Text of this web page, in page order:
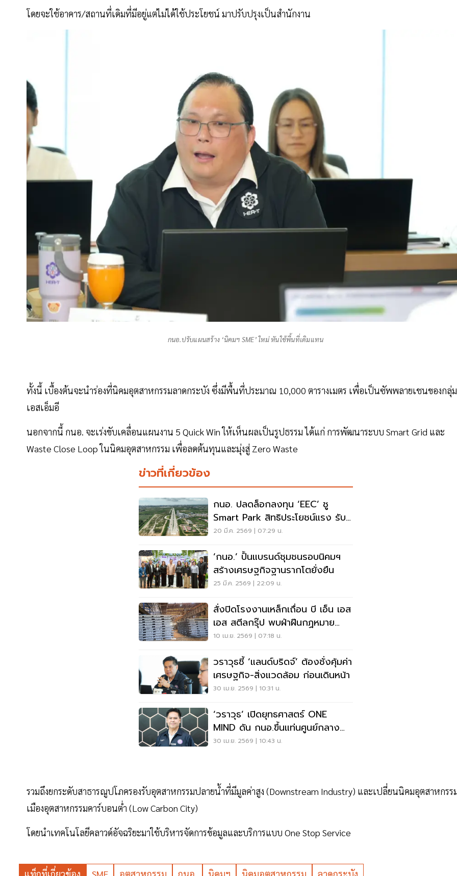
โดยจะใช้อาคาร/สถานที่เดิมที่มีอยู่แต่ไม่ได้ใช้ประโยชน์ มาปรับปรุงเป็นสำนักงาน
กนอ.ปรับแผนสร้าง ‘นิคมฯ SME’ ใหม่ หันใช้พื้นที่เดิมแทน
ทั้งนี้ เบื้องต้นจะนำร่องที่นิคมอุตสาหกรรมลาดกระบัง ซึ่งมีพื้นที่ประมาณ 10,000 ตารางเมตร เพื่อเป็นซัพพลายเชนของกลุ่ม
เอสเอ็มอี
นอกจากนี้ กนอ. จะเร่งขับเคลื่อนแผนงาน 5 Quick Win ให้เห็นผลเป็นรูปธรรม ได้แก่ การพัฒนาระบบ Smart Grid และ
Waste Close Loop ในนิคมอุตสาหกรรม เพื่อลดต้นทุนและมุ่งสู่ Zero Waste
ข่าวที่เกี่ยวข้อง
กนอ. ปลดล็อกลงทุน ‘EEC’ ชู
Smart Park สิทธิประโยชน์แรง รับ
ย้ายฐานผลิตโลก
20 มี.ค. 2569 | 07:29 น.
‘กนอ.’ ปั้นแบรนด์ชุมชนรอบนิคมฯ
สร้างเศรษฐกิจฐานรากโตยั่งยืน
25 มี.ค. 2569 | 22:09 น.
สั่งปิดโรงงานเหล็กเถื่อน บี เอ็น เอส
เอส สตีลกรุ๊ป พบฝ่าฝืนกฏหมาย
เหล็กปี 68
10 เม.ย. 2569 | 07:18 น.
วราวุธชี้ ‘แลนด์บริดจ์’ ต้องชั่งคุ้มค่า
เศรษฐกิจ-สิ่งแวดล้อม ก่อนเดินหน้า
30 เม.ย. 2569 | 10:31 น.
‘วราวุธ’ เปิดยุทธศาสตร์ ONE
MIND ดัน กนอ.ขึ้นแท่นศูนย์กลาง
ลงทุนโลก
30 เม.ย. 2569 | 10:43 น.
รวมถึงยกระดับสาธารณูปโภครองรับอุตสาหกรรมปลายน้ำที่มีมูลค่าสูง (Downstream Industry) และเปลี่ยนนิคมอุตสาหกรร
เมืองอุตสาหกรรมคาร์บอนต่ำ (Low Carbon City)
โดยนำเทคโนโลยีคลาวด์อัจฉริยะมาใช้บริหารจัดการข้อมูลและบริการแบบ One Stop Service